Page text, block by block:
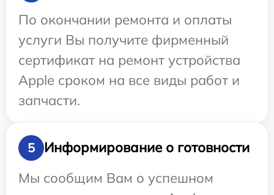
По окончании ремонта и оплаты
услуги Вы получите фирменный
сертификат на ремонт устройства
Apple сроком на все виды работ и
запчасти.
5
Информирование о готовности
Мы сообщим Вам о успешном